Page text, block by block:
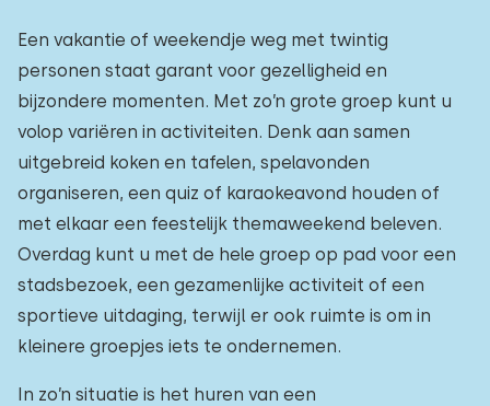
Een vakantie of weekendje weg met twintig
personen staat garant voor gezelligheid en
bijzondere momenten. Met zo’n grote groep kunt u
volop variëren in activiteiten. Denk aan samen
uitgebreid koken en tafelen, spelavonden
organiseren, een quiz of karaokeavond houden of
met elkaar een feestelijk themaweekend beleven.
Overdag kunt u met de hele groep op pad voor een
stadsbezoek, een gezamenlijke activiteit of een
sportieve uitdaging, terwijl er ook ruimte is om in
kleinere groepjes iets te ondernemen.
In zo’n situatie is het huren van een